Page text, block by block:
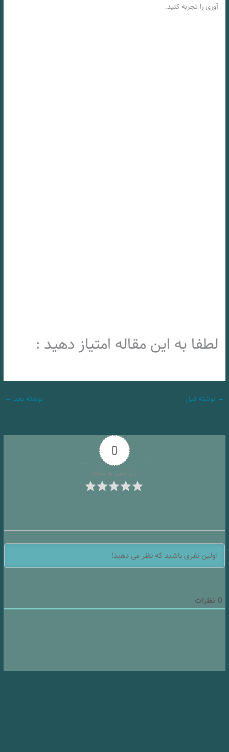
آوری را تجربه کنید.
لطفا به این مقاله امتیاز دهید :
→ نوشته قبل نوشته بعد ←
0
رأی دهی به مقاله
0 نظرات